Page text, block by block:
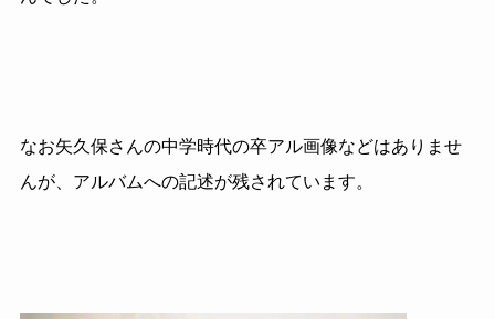
なお矢久保さんの中学時代の卒アル画像などはありませ
んが、アルバムへの記述が残されています。